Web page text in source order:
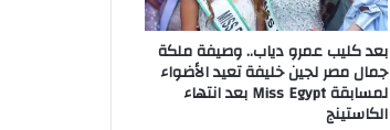
بعد كليب عمرو دياب.. وصيفة ملكة
جمال مصر لجين خليفة تعيد الأضواء
لمسابقة Miss Egypt بعد انتهاء
الكاستينج